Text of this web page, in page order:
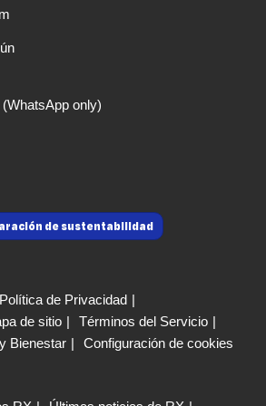
only)
de sustentabilidad
Política de Privacidad
de sitio
Términos del Servicio
Bienestar
Configuración de cookies